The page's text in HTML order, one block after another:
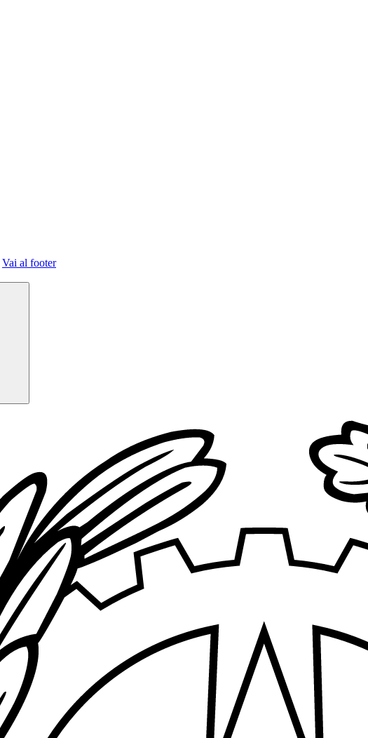
Vai al footer